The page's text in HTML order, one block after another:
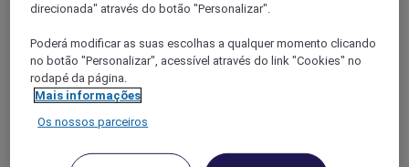
Cheverny
direcionada" através do botão "Personalizar".
Poderá modificar as suas escolhas a qualquer momento clicando
no botão "Personalizar", acessível através do link "Cookies" no
rodapé da página.
Mais informações
Os nossos parceiros